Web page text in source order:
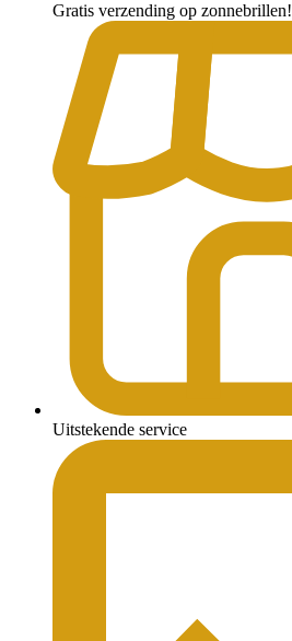
Gratis verzending op zonnebrillen!
Uitstekende service